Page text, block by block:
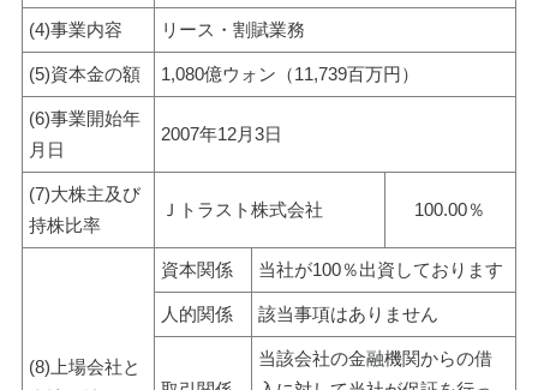
(4)事業内容 リース・割賦業務
(5)資本金の額 1,080億ウォン（11,739百万円）
(6)事業開始年
月日
2007年12月3日
(7)大株主及び
持株比率
Ｊトラスト株式会社 100.00％
(8)上場会社と
資本関係 当社が100％出資しております
人的関係 該当事項はありません
当該会社の金融機関からの借